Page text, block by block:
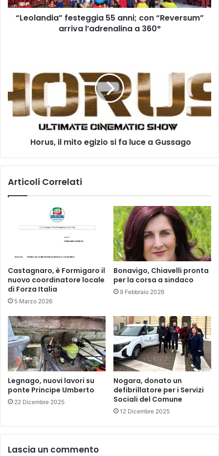
a
360°“Leolandia” festeggia 55 anni; con “Reversum”
arriva l’adrenalina a 360°
mito
egizio
si
fa
Gussago​ Horus, il mito egizio si fa luce a Gussago
Articoli Correlati
Castagnaro, è Formigaro il
nuovo coordinatore locale
di Forza Italia
5 Marzo 2026
Bonavigo, Chiavelli pronta
per la corsa a sindaco
9 Febbraio 2026
Legnago, nuovi lavori su
ponte Principe Umberto
22 Dicembre 2025
Nogara, donato un
defibrillatore per i Servizi
Sociali del Comune
12 Dicembre 2025
Lascia un commento